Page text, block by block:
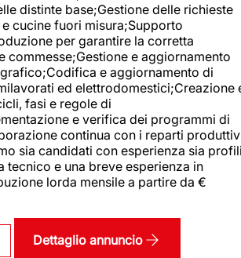
distinte base;Gestione delle richieste
cucine fuori misura;Supporto
per garantire la corretta
commesse;Gestione e aggiornamento
e aggiornamento di
ed elettrodomestici;Creazione
fasi e regole di
e verifica dei programmi di
continua con i reparti
sia candidati con esperienza sia
tecnico e una breve esperienza in
lorda mensile a partire da €
Dettaglio annuncio